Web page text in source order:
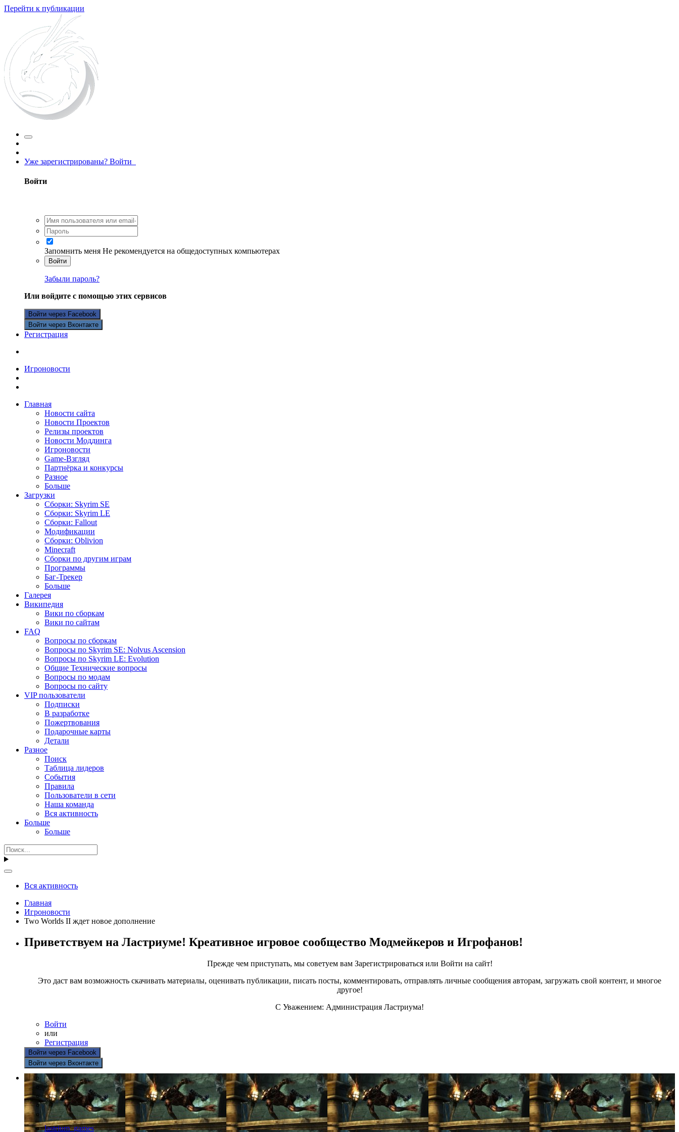
Перейти к публикации
Уже зарегистрированы? Войти
Войти
Запомнить меня Не рекомендуется на общедоступных компьютерах
Войти
Забыли пароль?
Или войдите с помощью этих сервисов
Войти через Facebook
Войти через Вконтакте
Регистрация
Игроновости
Главная
Новости сайта
Новости Проектов
Релизы проектов
Новости Моддинга
Игроновости
Game-Взгляд
Партнёрка и конкурсы
Разное
Больше
Загрузки
Сборки: Skyrim SE
Сборки: Skyrim LE
Сборки: Fallout
Модификации
Сборки: Oblivion
Minecraft
Сборки по другим играм
Программы
Баг-Трекер
Больше
Галерея
Википедия
Вики по сборкам
Вики по сайтам
FAQ
Вопросы по сборкам
Вопросы по Skyrim SE: Nolvus Ascension
Вопросы по Skyrim LE: Evolution
Общие Технические вопросы
Вопросы по модам
Вопросы по сайту
VIP пользователи
Подписки
В разработке
Пожертвования
Подарочные карты
Детали
Разное
Поиск
Таблица лидеров
События
Правила
Пользователи в сети
Наша команда
Вся активность
Больше
Больше
Вся активность
Главная
Игроновости
Two Worlds II ждет новое дополнение
Приветствуем на Ластриуме! Креативное игровое сообщество Модмейкеров и Игрофанов!
Прежде чем приступать, мы советуем вам Зарегистрироваться или Войти на сайт!
Это даст вам возможность скачивать материалы, оценивать публикации, писать посты, комментировать, отправлять личные сообщения авторам, загружать свой контент, и многое
другое!
С Уважением: Администрация Ластриума!
Войти
или
Регистрация
Войти через Facebook
Войти через Вконтакте
lastrium_games